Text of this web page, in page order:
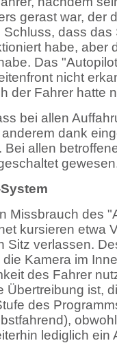
gerast war, der
dass
habe, aber
Das
nicht
der Fahrer hatte
bei allen
dank
allen
Missbrauch des
kursieren etwa
Sitz verlassen.
Kamera im
des Fahrer
Übertreibung ist,
des
lediglich ein